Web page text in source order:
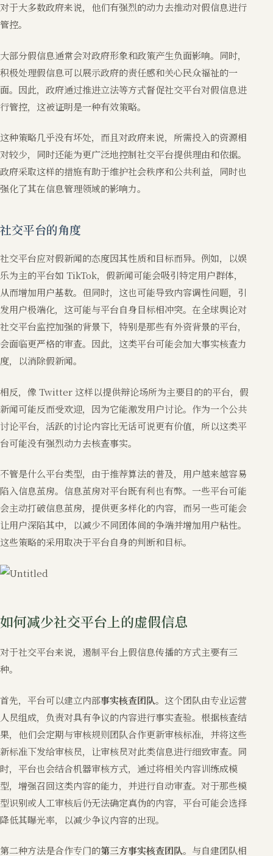
对于大多数政府来说，他们有强烈的动力去推动对假信息进行
管控。
大部分假信息通常会对政府形象和政策产生负面影响。同时，
积极处理假信息可以展示政府的责任感和关心民众福祉的一
面。因此，政府通过推进立法等方式督促社交平台对假信息进
行管控，这被证明是一种有效策略。
这种策略几乎没有坏处，而且对政府来说，所需投入的资源相
对较少，同时还能为更广泛地控制社交平台提供理由和依据。
政府采取这样的措施有助于维护社会秩序和公共利益，同时也
强化了其在信息管理领域的影响力。
社交平台的角度
社交平台应对假新闻的态度因其性质和目标而异。例如，以娱
乐为主的平台如 TikTok，假新闻可能会吸引特定用户群体，
从而增加用户基数。但同时，这也可能导致内容调性问题，引
发用户极端化，这可能与平台自身目标相冲突。在全球舆论对
社交平台监控加强的背景下，特别是那些有外资背景的平台，
会面临更严格的审查。因此，这类平台可能会加大事实核查力
度，以消除假新闻。
相反，像 Twitter 这样以提供辩论场所为主要目的的平台，假
新闻可能反而受欢迎，因为它能激发用户讨论。作为一个公共
讨论平台，活跃的讨论内容比无话可说更有价值，所以这类平
台可能没有强烈动力去核查事实。
不管是什么平台类型，由于推荐算法的普及，用户越来越容易
陷入信息茧房。信息茧房对平台既有利也有弊。一些平台可能
会主动打破信息茧房，提供更多样化的内容，而另一些可能会
让用户深陷其中，以减少不同团体间的争端并增加用户粘性。
这些策略的采用取决于平台自身的判断和目标。
如何减少社交平台上的虚假信息
对于社交平台来说，遏制平台上假信息传播的方式主要有三
种。
首先，平台可以建立内部事实核查团队。这个团队由专业运营
人员组成，负责对具有争议的内容进行事实查验。根据核查结
果，他们会定期与审核规则团队合作更新审核标准，并将这些
新标准下发给审核员，让审核员对此类信息进行细致审查。同
时，平台也会结合机器审核方式，通过将相关内容训练成模
型，增强召回这类内容的能力，并进行自动审查。对于那些模
型识别或人工审核后仍无法确定真伪的内容，平台可能会选择
降低其曝光率，以减少争议内容的出现。
第二种方法是合作专门的第三方事实核查团队。与自建团队相